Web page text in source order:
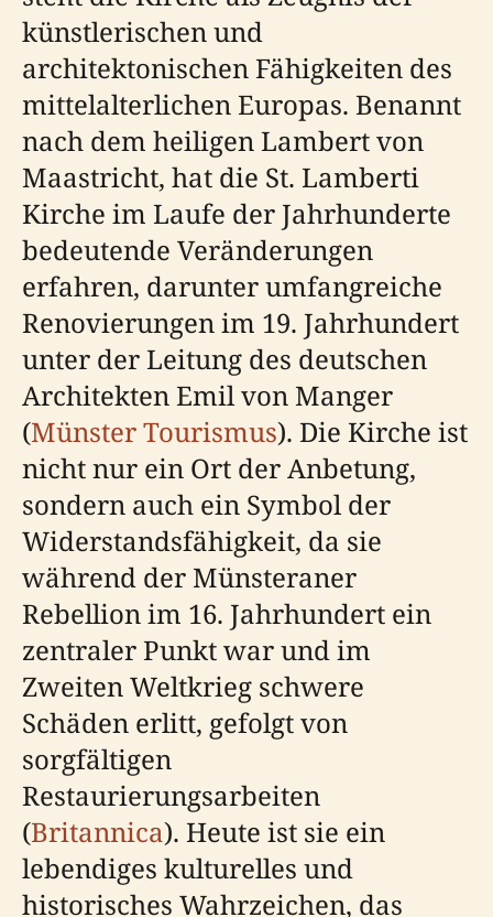
künstlerischen und
architektonischen Fähigkeiten des
mittelalterlichen Europas. Benannt
nach dem heiligen Lambert von
Maastricht, hat die St. Lamberti
Kirche im Laufe der Jahrhunderte
bedeutende Veränderungen
erfahren, darunter umfangreiche
Renovierungen im 19. Jahrhundert
unter der Leitung des deutschen
Architekten Emil von Manger
(Münster Tourismus). Die Kirche ist
nicht nur ein Ort der Anbetung,
sondern auch ein Symbol der
Widerstandsfähigkeit, da sie
während der Münsteraner
Rebellion im 16. Jahrhundert ein
zentraler Punkt war und im
Zweiten Weltkrieg schwere
Schäden erlitt, gefolgt von
sorgfältigen
Restaurierungsarbeiten
(Britannica). Heute ist sie ein
lebendiges kulturelles und
historisches Wahrzeichen, das